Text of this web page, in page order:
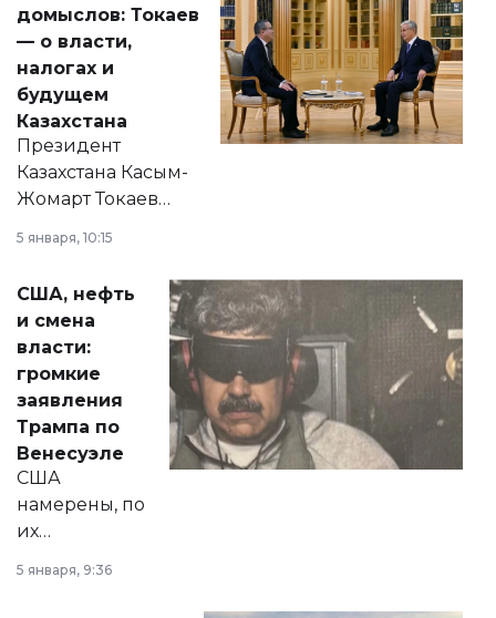
домыслов: Токаев
— о власти,
налогах и
будущем
Казахстана
Президент
Казахстана Касым-
Жомарт Токаев
сразу несколько
актуальных тем —
от слухов о
политических
реформах до
вопросов армии,
экономики и
личного здоровья.
5 января, 10:15
США, нефть
и смена
власти:
громкие
заявления
Трампа по
Венесуэле
США
намерены, по
их
принести
5 января, 9:36